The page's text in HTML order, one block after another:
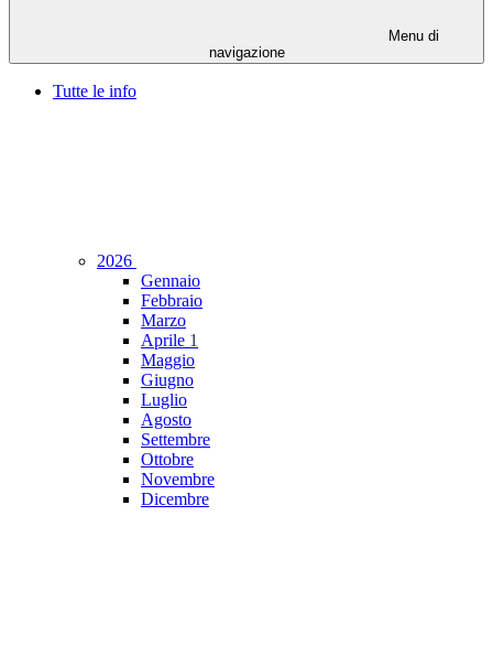
Menu di
navigazione
Tutte le info
2026
Gennaio
Febbraio
Marzo
Aprile 1
Maggio
Giugno
Luglio
Agosto
Settembre
Ottobre
Novembre
Dicembre